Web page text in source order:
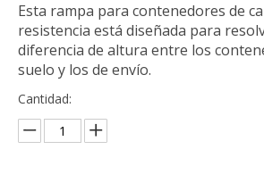
Esta rampa para contenedores de
resistencia está diseñada para
diferencia de altura entre los
suelo y los de envío.
Cantidad: